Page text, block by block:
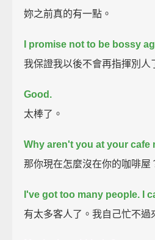
妳之前真的有一點。
I promise not to be bossy
我保證我以後不會再指揮別人
Good.
太棒了。
Why aren't you at your cafe
那你現在怎麼沒在你的咖啡屋
I've got too many people.
I
有太多客人了。我自己忙不過